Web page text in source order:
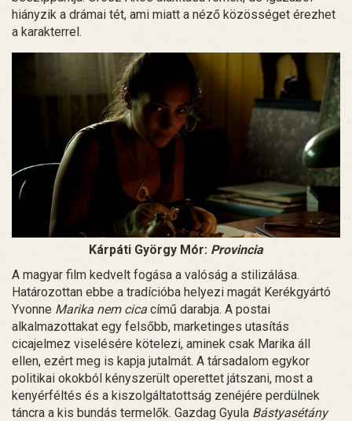
hiányzik a drámai tét, ami miatt a néző közösséget érezhet
a karakterrel.
Kárpáti György Mór: Provincia
A magyar film kedvelt fogása a valóság a stilizálása.
Határozottan ebbe a tradícióba helyezi magát Kerékgyártó
Yvonne Marika nem cica című darabja. A postai
alkalmazottakat egy felsőbb, marketinges utasítás
cicajelmez viselésére kötelezi, aminek csak Marika áll
ellen, ezért meg is kapja jutalmát. A társadalom egykor
politikai okokból kényszerült operettet játszani, most a
kenyérféltés és a kiszolgáltatottság zenéjére perdülnek
táncra a kis bundás termelők. Gazdag Gyula Bástyasétány